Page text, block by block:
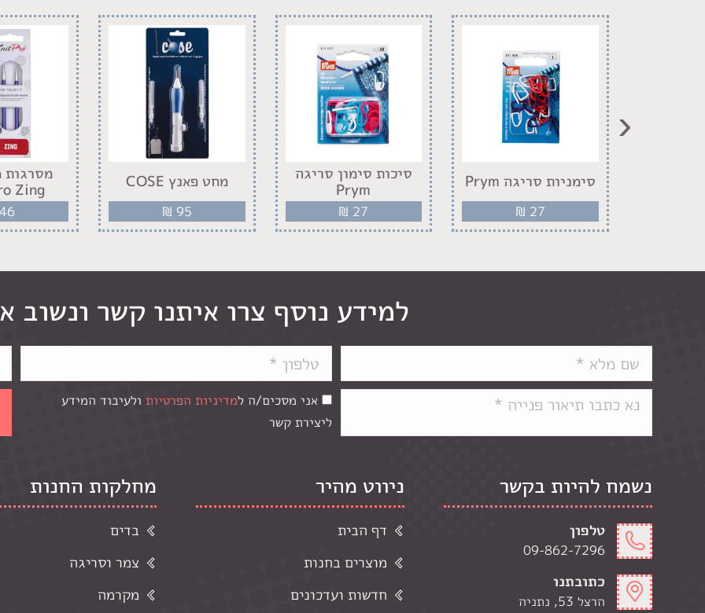
סימניות סריגה Prym
₪ 27
סיכות סימון סריגה
Prym
₪ 27
מחט פאנץ COSE
₪ 95
מסרגות
Zing
46
‹
למידע נוסף צרו איתנו קשר ונשוב
אני מסכים/ה למדיניות הפרטיות ולעיבוד המידע
ליצירת קשר
נשמח להיות בקשר
טלפון
09-862-7296
כתובתנו
הרצל 53, נתניה
ניווט מהיר
דף הבית
מוצרים בחנות
חדשות ועדכונים
מחלקות החנות
בדים
צמר וסריגה
מקרמה